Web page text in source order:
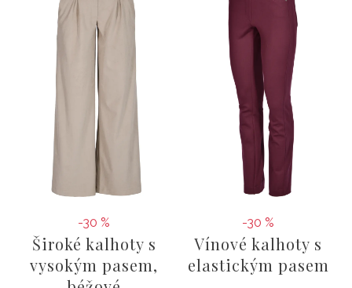
-30 %
Široké kalhoty s
vysokým pasem,
-30 %
Vínové kalhoty s
elastickým pasem